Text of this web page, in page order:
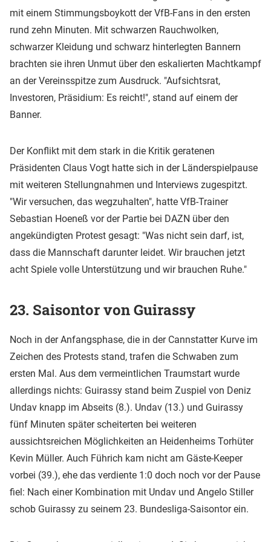
mit einem Stimmungsboykott der VfB-Fans in den ersten
rund zehn Minuten. Mit schwarzen Rauchwolken,
schwarzer Kleidung und schwarz hinterlegten Bannern
brachten sie ihren Unmut über den eskalierten Machtkampf
an der Vereinsspitze zum Ausdruck. "Aufsichtsrat,
Investoren, Präsidium: Es reicht!", stand auf einem der
Banner.
Der Konflikt mit dem stark in die Kritik geratenen
Präsidenten Claus Vogt hatte sich in der Länderspielpause
mit weiteren Stellungnahmen und Interviews zugespitzt.
"Wir versuchen, das wegzuhalten", hatte VfB-Trainer
Sebastian Hoeneß vor der Partie bei DAZN über den
angekündigten Protest gesagt: "Was nicht sein darf, ist,
dass die Mannschaft darunter leidet. Wir brauchen jetzt
acht Spiele volle Unterstützung und wir brauchen Ruhe."
23. Saisontor von Guirassy
Noch in der Anfangsphase, die in der Cannstatter Kurve im
Zeichen des Protests stand, trafen die Schwaben zum
ersten Mal. Aus dem vermeintlichen Traumstart wurde
allerdings nichts: Guirassy stand beim Zuspiel von Deniz
Undav knapp im Abseits (8.). Undav (13.) und Guirassy
fünf Minuten später scheiterten bei weiteren
aussichtsreichen Möglichkeiten an Heidenheims Torhüter
Kevin Müller. Auch Führich kam nicht am Gäste-Keeper
vorbei (39.), ehe das verdiente 1:0 doch noch vor der Pause
fiel: Nach einer Kombination mit Undav und Angelo Stiller
schob Guirassy zu seinem 23. Bundesliga-Saisontor ein.